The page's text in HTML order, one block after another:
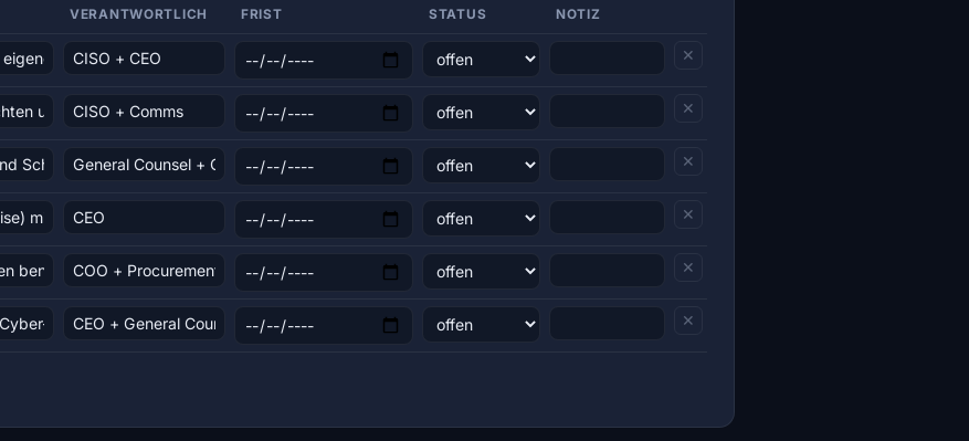
VERANTWORTLICH FRIST STATUS NOTIZ
✕
✕
✕
✕
✕
✕